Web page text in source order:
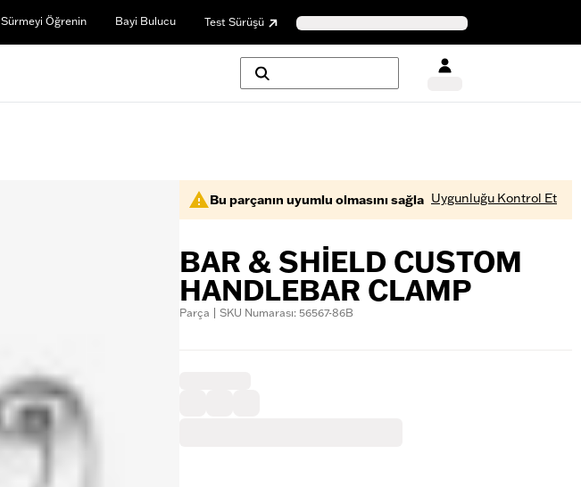
Sürmeyi Öğrenin Bayi Bulucu Test Sürüşü
Bu parçanın uyumlu olmasını sağla Uygunluğu Kontrol Et
BAR & SHIELD CUSTOM
HANDLEBAR CLAMP
Parça | SKU Numarası: 56567-86B